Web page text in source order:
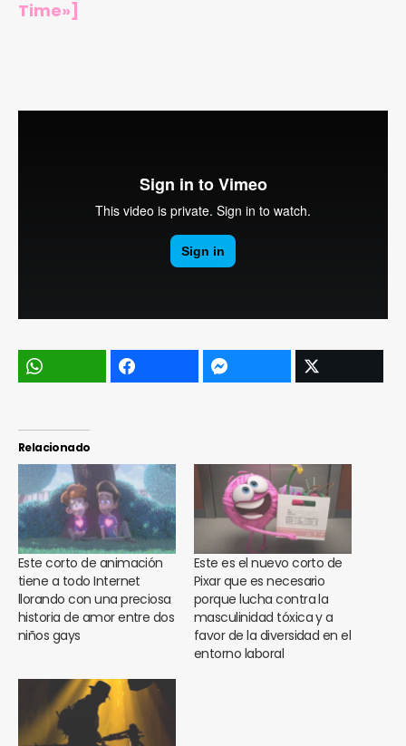
Time»]
Relacionado
Este corto de animación
tiene a todo Internet
llorando con una preciosa
historia de amor entre dos
niños gays
Este es el nuevo corto de
Pixar que es necesario
porque lucha contra la
masculinidad tóxica y a
favor de la diversidad en el
entorno laboral